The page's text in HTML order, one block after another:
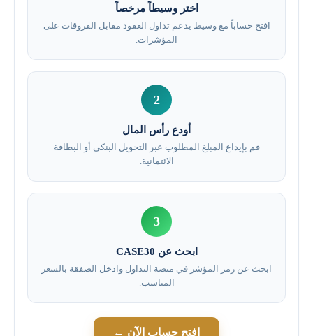
اختر وسيطاً مرخصاً
افتح حساباً مع وسيط يدعم تداول العقود مقابل الفروقات على
المؤشرات.
2
أودع رأس المال
قم بإيداع المبلغ المطلوب عبر التحويل البنكي أو البطاقة
الائتمانية.
3
ابحث عن CASE30
ابحث عن رمز المؤشر في منصة التداول وادخل الصفقة بالسعر
المناسب.
افتح حساب الآن ←